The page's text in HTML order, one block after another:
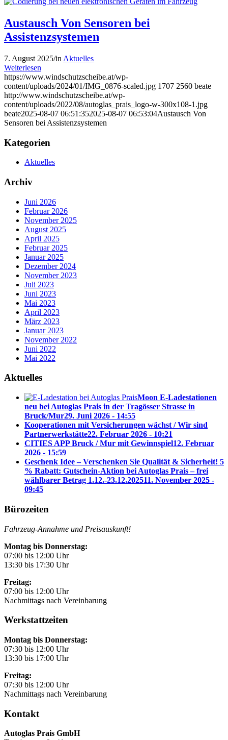
Austausch Von Sensoren bei
Assistenzsystemen
7. August 2025/in Aktuelles
Weiterlesen
https://www.windschutzscheibe.at/wp-
content/uploads/2024/01/IMG_0876-scaled.jpg 1707 2560 beate
http://www.windschutzscheibe.at/wp-
content/uploads/2022/08/autoglas_prais_logo-w-300x108-1.jpg
beate2025-08-07 06:51:352025-08-07 06:53:04Austausch Von
Sensoren bei Assistenzsystemen
Kategorien
Aktuelles
Archiv
Juni 2026
Februar 2026
November 2025
August 2025
April 2025
Februar 2025
Januar 2025
Dezember 2024
November 2023
Juli 2023
Juni 2023
Mai 2023
April 2023
März 2023
Januar 2023
November 2022
Juni 2022
Mai 2022
Aktuelles
Moon E-Ladestationen
neu bei Autoglas Prais in der Tragösser Strasse in
Bruck/Mur29. Juni 2026 - 14:55
Kooperationen mit Versicherungen wächst / Wir sind
Partnerwerkstätte22. Februar 2026 - 10:21
CITIES APP Bruck / Mur mit Gewinnspiel12. Februar
2026 - 15:59
Geschenk Idee – Verschenken Sie Qualität & Sicherheit! 5
% Rabatt: Gutschein-Aktion bei Autoglas Prais – frei
wählbarer Betrag 1.12.-23.12.202511. November 2025 -
09:45
Bürozeiten
Fahrzeug-Annahme und Preisauskunft!
Montag bis Donnerstag:
07:00 bis 12:00 Uhr
13:30 bis 17:30 Uhr
Freitag:
07:00 bis 12:00 Uhr
Nachmittags nach Vereinbarung
Werkstattzeiten
Montag bis Donnerstag:
07:30 bis 12:00 Uhr
13:30 bis 17:00 Uhr
Freitag:
07:30 bis 12:00 Uhr
Nachmittags nach Vereinbarung
Kontakt
Autoglas Prais GmbH